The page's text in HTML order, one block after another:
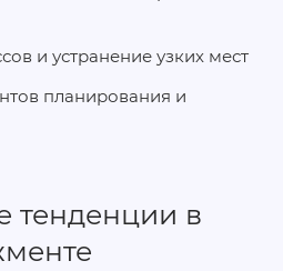
и устранение узких мест
планирования и
тенденции в